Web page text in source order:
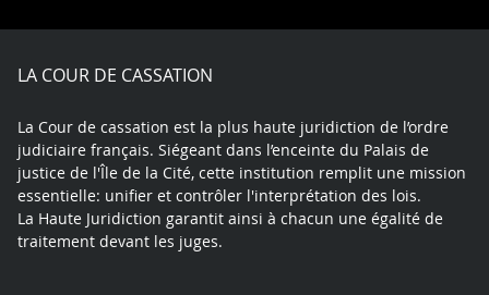
X
FacebookYoutubeLinkedInInstagram
LA COUR DE CASSATION
La Cour de cassation est la plus haute juridiction de l’ordre
judiciaire français. Siégeant dans l’enceinte du Palais de
justice de l'Île de la Cité, cette institution remplit une mission
essentielle: unifier et contrôler l'interprétation des lois.
La Haute Juridiction garantit ainsi à chacun une égalité de
traitement devant les juges.